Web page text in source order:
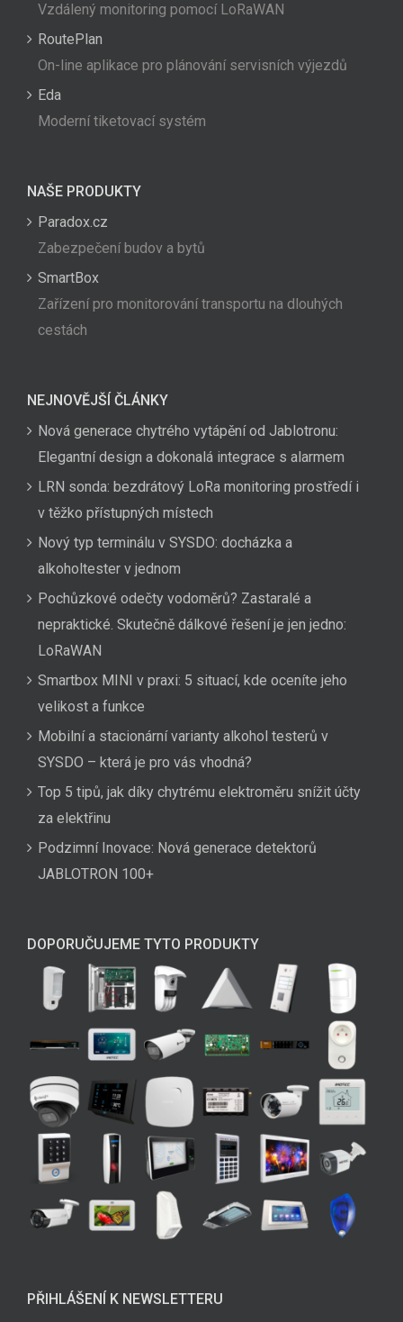
Vzdálený monitoring pomocí LoRaWAN
RoutePlan
On-line aplikace pro plánování servisních výjezdů
Eda
Moderní tiketovací systém
NAŠE PRODUKTY
Paradox.cz
Zabezpečení budov a bytů
SmartBox
Zařízení pro monitorování transportu na dlouhých
cestách
NEJNOVĚJŠÍ ČLÁNKY
Nová generace chytrého vytápění od Jablotronu:
Elegantní design a dokonalá integrace s alarmem
LRN sonda: bezdrátový LoRa monitoring prostředí i
v těžko přístupných místech
Nový typ terminálu v SYSDO: docházka a
alkoholtester v jednom
Pochůzkové odečty vodoměrů? Zastaralé a
nepraktické. Skutečně dálkové řešení je jen jedno:
LoRaWAN
Smartbox MINI v praxi: 5 situací, kde oceníte jeho
velikost a funkce
Mobilní a stacionární varianty alkohol testerů v
SYSDO – která je pro vás vhodná?
Top 5 tipů, jak díky chytrému elektroměru snížit účty
za elektřinu
Podzimní Inovace: Nová generace detektorů
JABLOTRON 100+
DOPORUČUJEME TYTO PRODUKTY
PŘIHLÁŠENÍ K NEWSLETTERU